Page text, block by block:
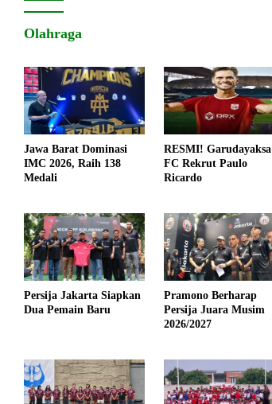
Olahraga
Jawa Barat Dominasi
IMC 2026, Raih 138
Medali
RESMI! Garudayaksa
FC Rekrut Paulo
Ricardo
Persija Jakarta Siapkan
Dua Pemain Baru
Pramono Berharap
Persija Juara Musim
2026/2027